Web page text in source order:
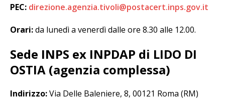
PEC: direzione.agenzia.tivoli@postacert.inps.gov.it
Orari:da lunedì a venerdì dalle ore 8.30 alle 12.00.
Sede INPS ex INPDAP di LIDO DI
OSTIA (agenzia complessa)
Indirizzo:Via Delle Baleniere, 8, 00121 Roma (RM)